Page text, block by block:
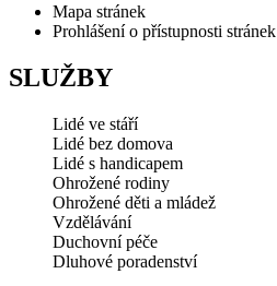
Mapa stránek
Prohlášení o přístupnosti stránek
SLUŽBY
Lidé ve stáří
Lidé bez domova
Lidé s handicapem
Ohrožené rodiny
Ohrožené děti a mládež
Vzdělávání
Duchovní péče
Dluhové poradenství